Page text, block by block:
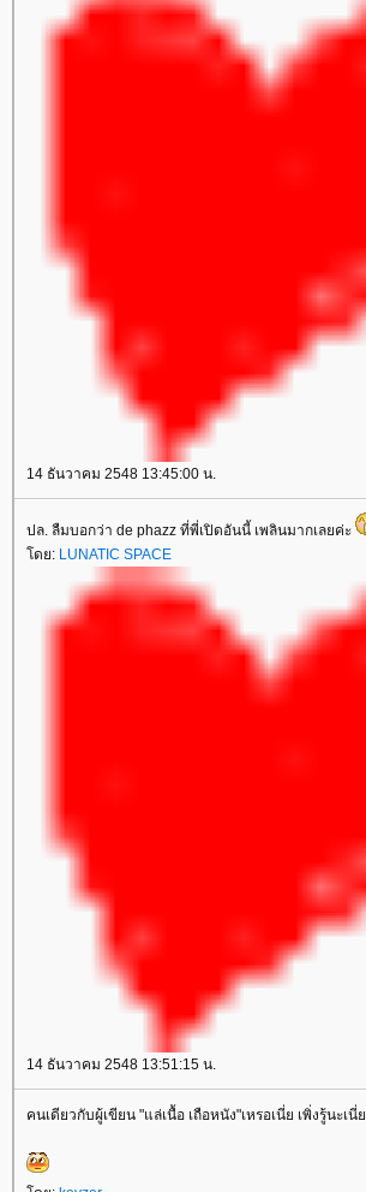
14 ธันวาคม 2548 13:45:00 น.
ปล. ลืมบอกว่า de phazz ที่พี่เปิดอันนี้ เพลินมากเลยค่ะ
ดย: LUNATIC SPACE
14 ธันวาคม 2548 13:51:15 น.
คนเดียวกับผู้เขียน "แล่เนื้อ เถือหนัง"เหรอเนี่ย เพิ่งรู้นะเนี่